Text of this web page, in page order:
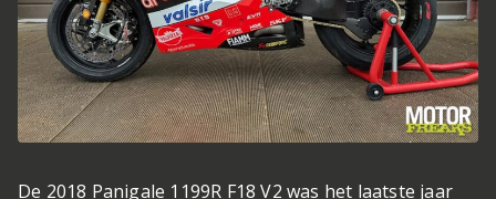
De 2018 Panigale 1199R F18 V2 was het laatste jaar